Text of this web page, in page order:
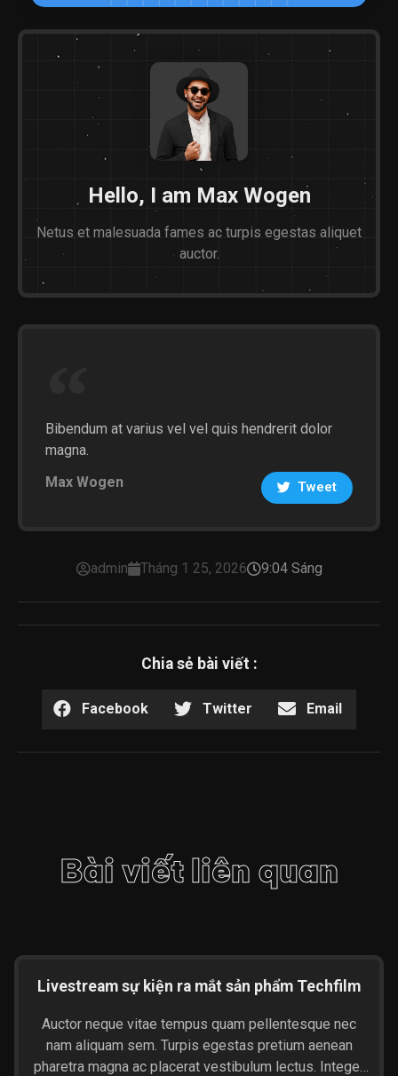
Hello, I am Max Wogen
Netus et malesuada fames ac turpis egestas aliquet
auctor.
Bibendum at varius vel vel quis hendrerit dolor
magna.
Max Wogen
Tweet
admin Tháng 1 25, 2026 9:04 Sáng
Chia sẻ bài viết :
Facebook Twitter Email
Bài viết liên quan
Livestream sự kiện ra mắt sản phẩm Techfilm
Auctor neque vitae tempus quam pellentesque nec
nam aliquam sem. Turpis egestas pretium aenean
pharetra magna ac placerat vestibulum lectus. Integer